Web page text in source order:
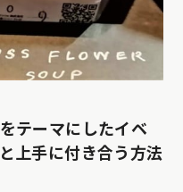
テーマにしたイベ
上手に付き合う方法